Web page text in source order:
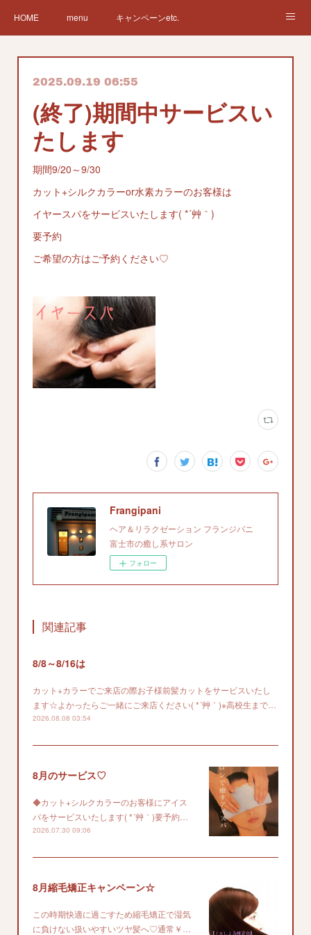
HOME menu キャンペーンetc.
サロン紹介 サービス
2025.09.19 06:55
(終了)期間中サービスい
たします
期間9/20～9/30
カット+シルクカラーor水素カラーのお客様は
イヤースパをサービスいたします( *´艸｀)
要予約
ご希望の方はご予約ください♡
Frangipani
ヘア＆リラクゼーション フランジパニ
富士市の癒し系サロン
フォロー
関連記事
8/8～8/16は
カット+カラーでご来店の際お子様前髪カットをサービスいたし
ます☆よかったらご一緒にご来店ください( *´艸｀)※高校生まで…
2026.08.08 03:54
8月のサービス♡
◆カット+シルクカラーのお客様にアイス
パをサービスいたします( *´艸｀)要予約…
2026.07.30 09:06
8月縮毛矯正キャンペーン☆
この時期快適に過ごすため縮毛矯正で湿気
に負けない扱いやすいツヤ髪へ♡通常￥…